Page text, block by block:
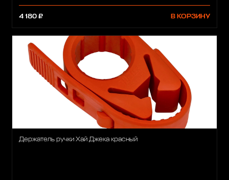
4 180 ₽ В КОРЗИНУ
Держатель ручки Хай Джека красный